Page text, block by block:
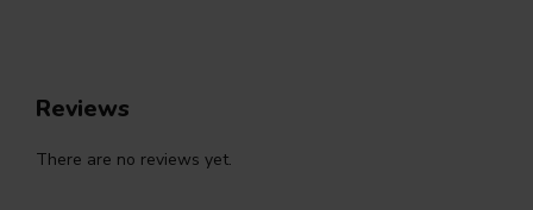
Reviews
There are no reviews yet.